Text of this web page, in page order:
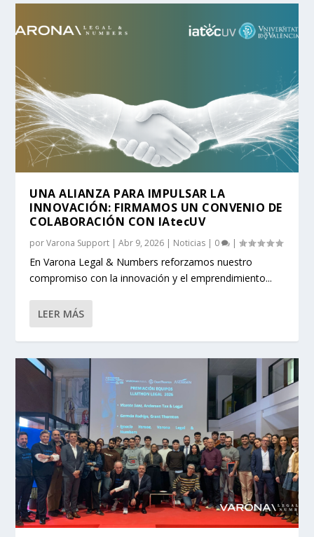
UNA ALIANZA PARA IMPULSAR LA
INNOVACIÓN: FIRMAMOS UN CONVENIO DE
COLABORACIÓN CON IAtecUV
porVarona Support |Abr 9, 2026 | Noticias | 0 |
En Varona Legal & Numbers reforzamos nuestro
compromiso con la innovación y el emprendimiento...
LEER MÁS